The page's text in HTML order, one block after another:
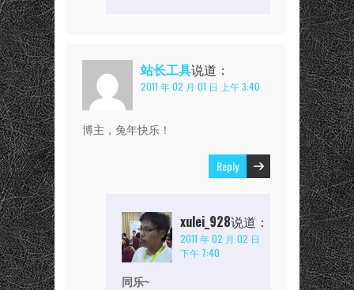
站长工具说道：
2011 年 02 月 01 日 上午 3:40
博主，兔年快乐！
Reply
xulei_928说道：
2011 年 02 月 02 日
下午 7:40
同乐~